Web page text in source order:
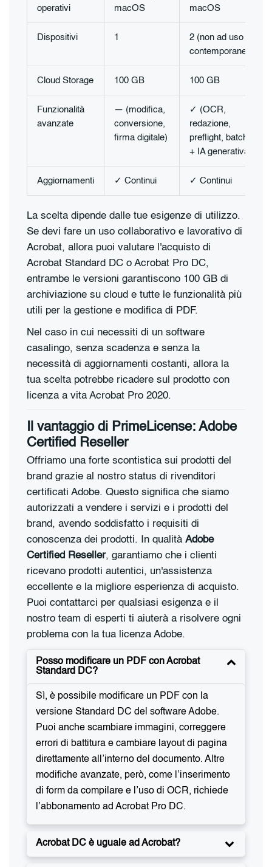
operativi
macOS
macOS
Dispositivi 1
2 (non ad uso
contemporaneo)
Cloud Storage 100 GB 100 GB
Funzionalità
avanzate
— (modifica,
conversione,
firma digitale)
✓ (OCR,
redazione,
preflight, batch
+ IA generativa)
Aggiornamenti ✓ Continui ✓ Continui
La scelta dipende dalle tue esigenze di utilizzo.
Se devi fare un uso collaborativo e lavorativo di
Acrobat, allora puoi valutare l'acquisto di
Acrobat Standard DC o Acrobat Pro DC,
entrambe le versioni garantiscono 100 GB di
archiviazione su cloud e tutte le funzionalità più
utili per la gestione e modifica di PDF.
Nel caso in cui necessiti di un software
casalingo, senza scadenza e senza la
necessità di aggiornamenti costanti, allora la
tua scelta potrebbe ricadere sul prodotto con
licenza a vita Acrobat Pro 2020.
Il vantaggio di PrimeLicense: Adobe
Certified Reseller
Offriamo una forte scontistica sui prodotti del
brand grazie al nostro status di rivenditori
certificati Adobe. Questo significa che siamo
autorizzati a vendere i servizi e i prodotti del
brand, avendo soddisfatto i requisiti di
conoscenza dei prodotti. In qualità Adobe
Certified Reseller, garantiamo che i clienti
ricevano prodotti autentici, un'assistenza
eccellente e la migliore esperienza di acquisto.
Puoi contattarci per qualsiasi esigenza e il
nostro team di esperti ti aiuterà a risolvere ogni
problema con la tua licenza Adobe.
Posso modificare un PDF con Acrobat
Standard DC?
Sì, è possibile modificare un PDF con la
versione Standard DC del software Adobe.
Puoi anche scambiare immagini, correggere
errori di battitura e cambiare layout di pagina
direttamente all’interno del documento. Altre
modifiche avanzate, però, come l’inserimento
di form da compilare e l’uso di OCR, richiede
l’abbonamento ad Acrobat Pro DC.
Acrobat DC è uguale ad Acrobat?